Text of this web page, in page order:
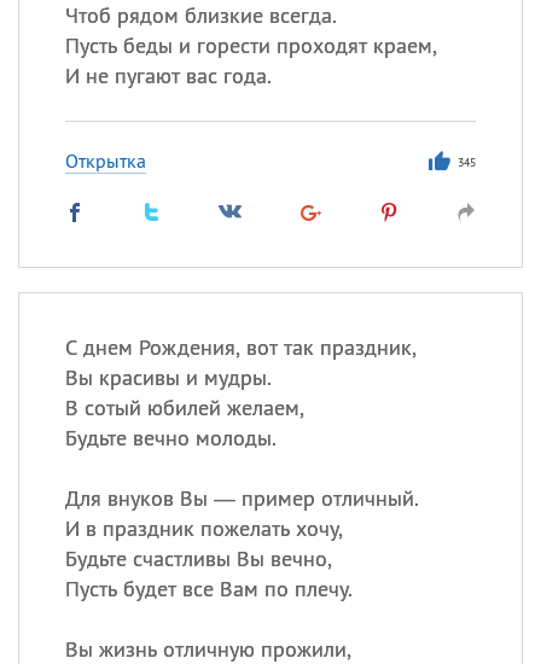
Чтоб рядом близкие всегда.
Пусть беды и горести проходят краем,
И не пугают вас года.
Открытка 345
С днем Рождения, вот так праздник,
Вы красивы и мудры.
В сотый юбилей желаем,
Будьте вечно молоды.
Для внуков Вы — пример отличный.
И в праздник пожелать хочу,
Будьте счастливы Вы вечно,
Пусть будет все Вам по плечу.
Вы жизнь отличную прожили,